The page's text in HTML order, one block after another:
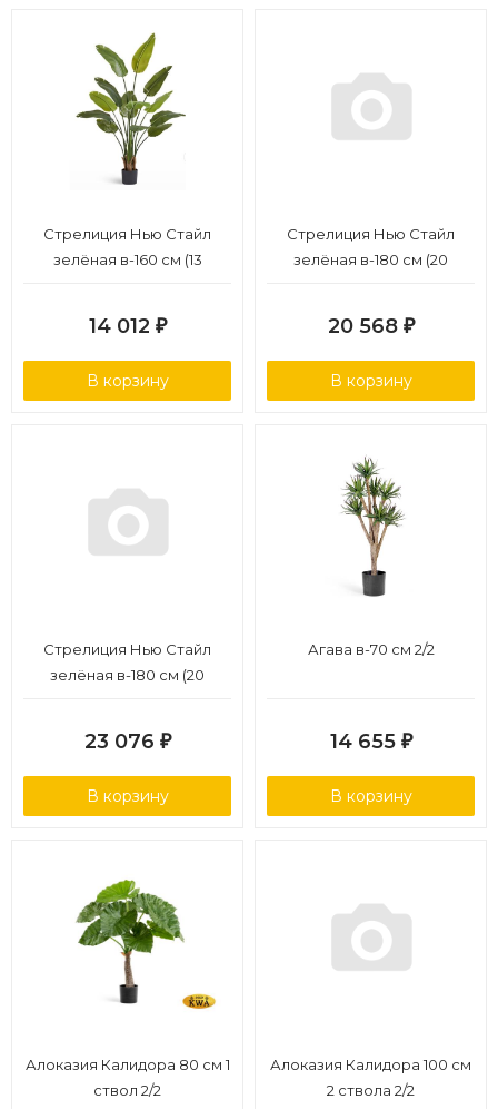
Стрелиция Нью Стайл
зелёная в-160 см (13
14 012 ₽
В корзину
Стрелиция Нью Стайл
зелёная в-180 см (20
20 568 ₽
В корзину
Стрелиция Нью Стайл
зелёная в-180 см (20
23 076 ₽
В корзину
Агава в-70 см 2/2
14 655 ₽
В корзину
Алоказия Калидора 80 см 1
ствол 2/2
Алоказия Калидора 100 см
2 ствола 2/2